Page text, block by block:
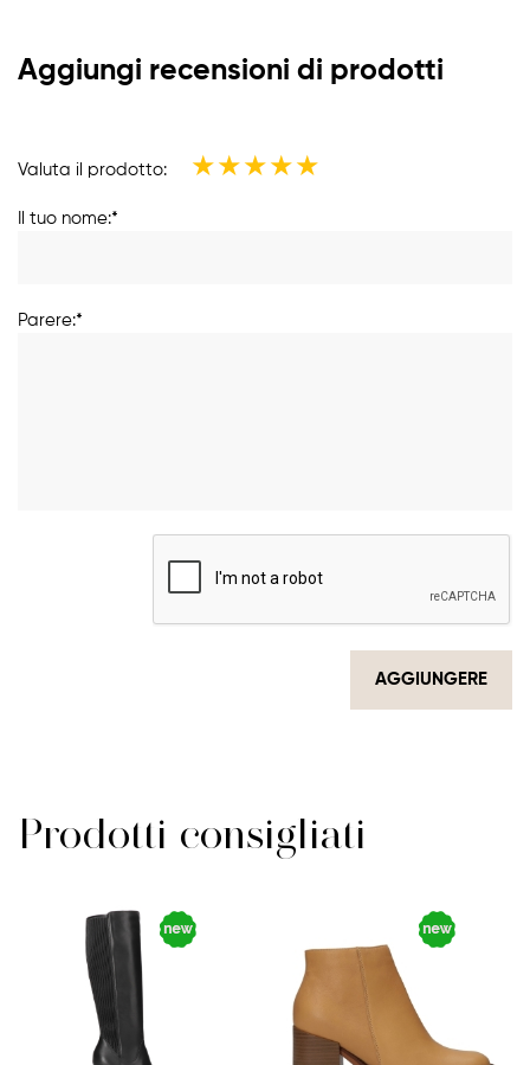
Aggiungi recensioni di prodotti
Valuta il prodotto: ★★★★★
Il tuo nome:*
Parere:*
AGGIUNGERE
Prodotti consigliati